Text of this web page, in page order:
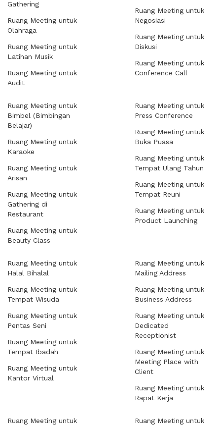
Gathering
Ruang Meeting untuk
Olahraga
Ruang Meeting untuk
Latihan Musik
Ruang Meeting untuk
Audit
Ruang Meeting untuk
Negosiasi
Ruang Meeting untuk
Diskusi
Ruang Meeting untuk
Conference Call
Ruang Meeting untuk
Bimbel (Bimbingan
Belajar)
Ruang Meeting untuk
Karaoke
Ruang Meeting untuk
Arisan
Ruang Meeting untuk
Gathering di
Restaurant
Ruang Meeting untuk
Beauty Class
Ruang Meeting untuk
Press Conference
Ruang Meeting untuk
Buka Puasa
Ruang Meeting untuk
Tempat Ulang Tahun
Ruang Meeting untuk
Tempat Reuni
Ruang Meeting untuk
Product Launching
Ruang Meeting untuk
Halal Bihalal
Ruang Meeting untuk
Tempat Wisuda
Ruang Meeting untuk
Pentas Seni
Ruang Meeting untuk
Tempat Ibadah
Ruang Meeting untuk
Kantor Virtual
Ruang Meeting untuk
Mailing Address
Ruang Meeting untuk
Business Address
Ruang Meeting untuk
Dedicated
Receptionist
Ruang Meeting untuk
Meeting Place with
Client
Ruang Meeting untuk
Rapat Kerja
Ruang Meeting untuk
Ruang Meeting untuk